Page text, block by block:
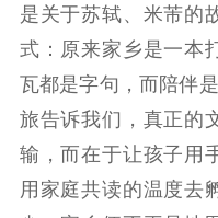
是关于苏轼、米芾的
式：原来家乡是一本
瓦都是字句，而陪伴
旅告诉我们，真正的
输，而在于让孩子用
用家庭共读的温度去